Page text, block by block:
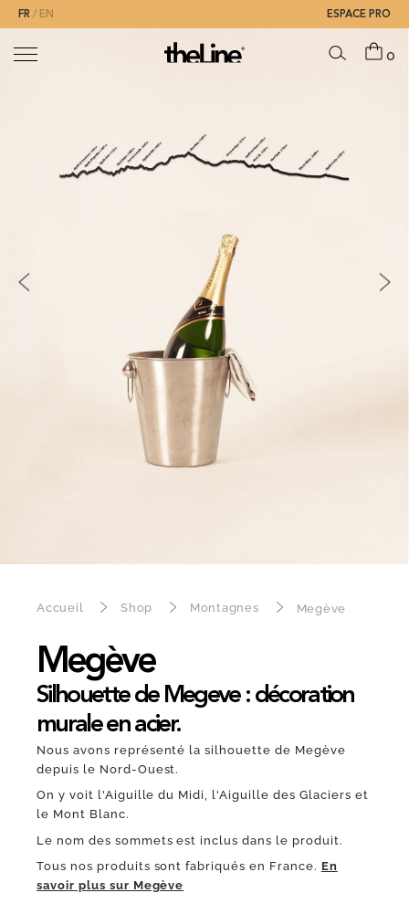
FR EN ESPACE PRO
0
Accueil Shop Montagnes Megève
Megève
Silhouette de Megeve : décoration
murale en acier.
Nous avons représenté la silhouette de Megève
depuis le Nord-Ouest.
On y voit l'Aiguille du Midi, l'Aiguille des Glaciers et
le Mont Blanc.
Le nom des sommets est inclus dans le produit.
Tous nos produits sont fabriqués en France. En
savoir plus sur Megève